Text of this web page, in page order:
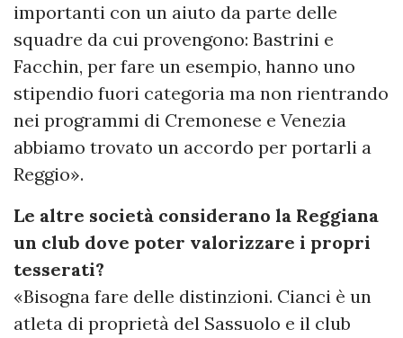
importanti con un aiuto da parte delle
squadre da cui provengono: Bastrini e
Facchin, per fare un esempio, hanno uno
stipendio fuori categoria ma non rientrando
nei programmi di Cremonese e Venezia
abbiamo trovato un accordo per portarli a
Reggio».
Le altre società considerano la Reggiana
un club dove poter valorizzare i propri
tesserati?
«Bisogna fare delle distinzioni. Cianci è un
atleta di proprietà del Sassuolo e il club